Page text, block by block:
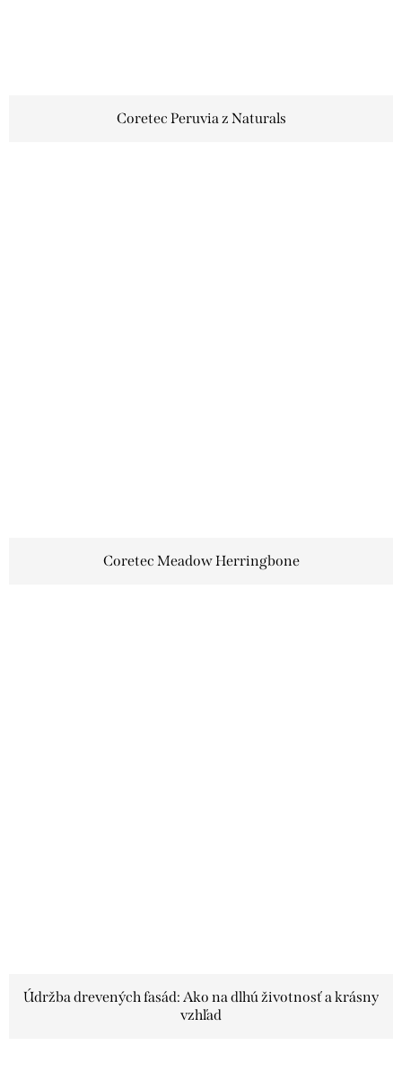
Coretec Peruvia z Naturals
Coretec Meadow Herringbone
Údržba drevených fasád: Ako na dlhú životnosť a krásny
vzhľad